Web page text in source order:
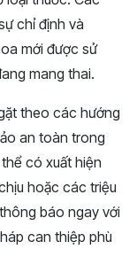
chỉ định và
mới được sử
mang thai.
theo các hướng
an toàn trong
có xuất hiện
hoặc các triệu
báo ngay với
can thiệp phù